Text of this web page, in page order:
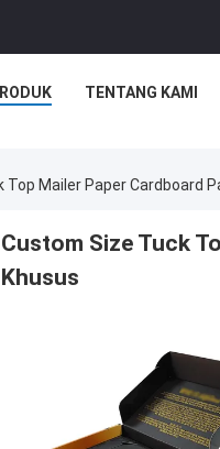
TENTANG KAMI
Mailer Paper Cardboard
Custom Size Tuck
Khusus